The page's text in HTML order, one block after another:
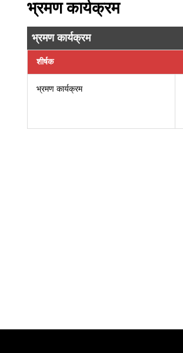
भ्रमण कार्यक्रम
भ्रमण कार्यक्रम
शीर्षक
भ्रमण कार्यक्रम